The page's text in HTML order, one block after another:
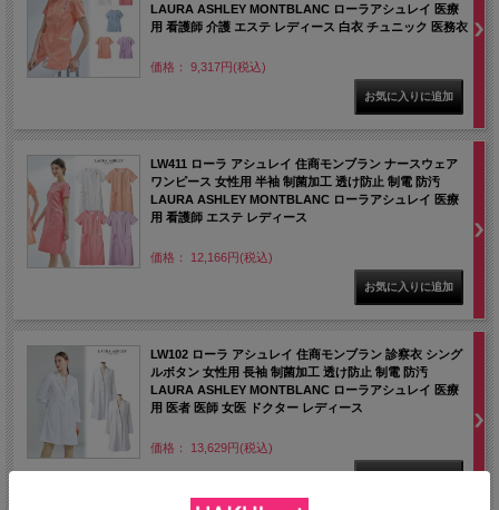
LAURA ASHLEY MONTBLANC ローラアシュレイ 医療
用 看護師 介護 エステ レディース 白衣 チュニック 医務衣
価格： 9,317円(税込)
LW411 ローラ アシュレイ 住商モンブラン ナースウェア
ワンピース 女性用 半袖 制菌加工 透け防止 制電 防汚
LAURA ASHLEY MONTBLANC ローラアシュレイ 医療
用 看護師 エステ レディース
価格： 12,166円(税込)
LW102 ローラ アシュレイ 住商モンブラン 診察衣 シング
ルボタン 女性用 長袖 制菌加工 透け防止 制電 防汚
LAURA ASHLEY MONTBLANC ローラアシュレイ 医療
用 医者 医師 女医 ドクター レディース
価格： 13,629円(税込)